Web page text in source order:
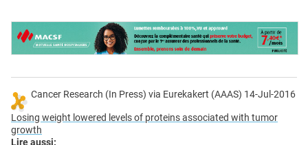
Cancer Research (In Press) via Eurekakert (AAAS) 14-Jul-2016
Losing weight lowered levels of proteins associated with tumor
growth
Lire aussi: